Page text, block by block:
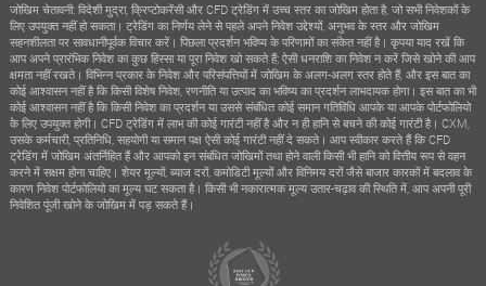
जोखिम चेतावनी: विदेशी मुद्रा, क्रिप्टोकरेंसी और CFD ट्रेडिंग में उच्च स्तर का जोखिम होता है, जो सभी निवेशकों के
लिए उपयुक्त नहीं हो सकता। ट्रेडिंग का निर्णय लेने से पहले अपने निवेश उद्देश्यों, अनुभव के स्तर और जोखिम
सहनशीलता पर सावधानीपूर्वक विचार करें। पिछला प्रदर्शन भविष्य के परिणामों का संकेत नहीं है। कृपया याद रखें कि
आप अपने प्रारंभिक निवेश का कुछ हिस्सा या पूरा निवेश खो सकते हैं; ऐसी धनराशि का निवेश न करें जिसे खोने की आप
क्षमता नहीं रखते। विभिन्न प्रकार के निवेश और परिसंपत्तियों में जोखिम के अलग-अलग स्तर होते हैं, और इस बात का
कोई आश्वासन नहीं है कि किसी विशेष निवेश, रणनीति या उत्पाद का भविष्य का प्रदर्शन लाभदायक होगा। इस बात का भी
कोई आश्वासन नहीं है कि किसी निवेश का प्रदर्शन या उससे संबंधित कोई समान गतिविधि आपके या आपके पोर्टफोलियो
के लिए उपयुक्त होगी। CFD ट्रेडिंग में लाभ की कोई गारंटी नहीं है और न ही हानि से बचने की कोई गारंटी है। CXM,
उसके कर्मचारी, प्रतिनिधि, सहयोगी या समान पक्ष ऐसी कोई गारंटी नहीं दे सकते। आप स्वीकार करते हैं कि CFD
ट्रेडिंग में जोखिम अंतर्निहित हैं और आपको इन संबंधित जोखिमों तथा होने वाली किसी भी हानि को वित्तीय रूप से वहन
करने में सक्षम होना चाहिए। शेयर मूल्यों, ब्याज दरों, कमोडिटी मूल्यों और विनिमय दरों जैसे बाजार कारकों में बदलाव के
कारण निवेश पोर्टफोलियो का मूल्य घट सकता है। किसी भी नकारात्मक मूल्य उतार-चढ़ाव की स्थिति में, आप अपनी पूरी
निवेशित पूंजी खोने के जोखिम में पड़ सकते हैं।